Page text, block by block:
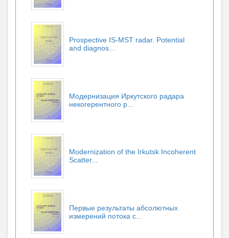
Prospective IS-MST radar. Potential
and diagnos...
Модернизация Иркутского радара
некогерентного р...
Modernization of the Irkutsk Incoherent
Scatter...
Первые результаты абсолютных
измерений потока с...